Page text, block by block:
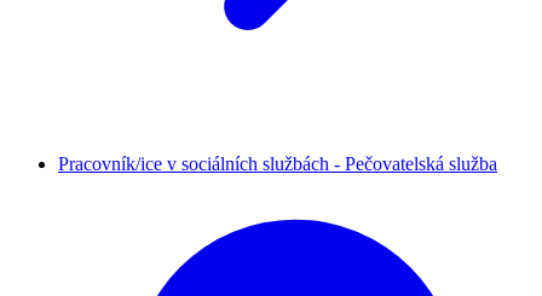
Pracovník/ice v sociálních službách - Pečovatelská služba